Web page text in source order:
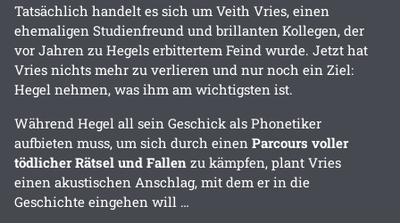
Tatsächlich handelt es sich um Veith Vries, einen
ehemaligen Studienfreund und brillanten Kollegen, der
vor Jahren zu Hegels erbittertem Feind wurde. Jetzt hat
Vries nichts mehr zu verlieren und nur noch ein Ziel:
Hegel nehmen, was ihm am wichtigsten ist.
Während Hegel all sein Geschick als Phonetiker
aufbieten muss, um sich durch einen Parcours voller
tödlicher Rätsel und Fallen zu kämpfen, plant Vries
einen akustischen Anschlag, mit dem er in die
Geschichte eingehen will …